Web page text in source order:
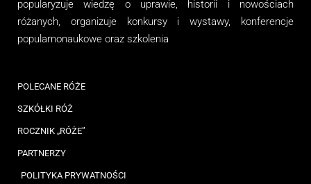
popularyzuje wiedzę o uprawie, historii i nowościach
różanych, organizujekonkursy i wystawy, konferencje
popularnonaukowe oraz szkolenia
POLECANE RÓŻE
SZKÓŁKI RÓŻ
ROCZNIK „RÓŻE”
PARTNERZY
POLITYKA PRYWATNOŚCI